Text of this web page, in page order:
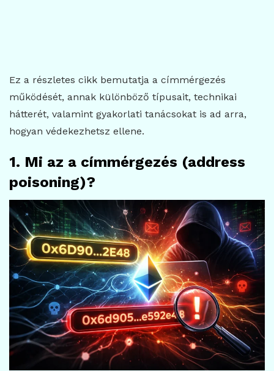
Ez a részletes cikk bemutatja a címmérgezés
működését, annak különböző típusait, technikai
hátterét, valamint gyakorlati tanácsokat is ad arra,
hogyan védekezhetsz ellene.
1. Mi az a címmérgezés (address
poisoning)?